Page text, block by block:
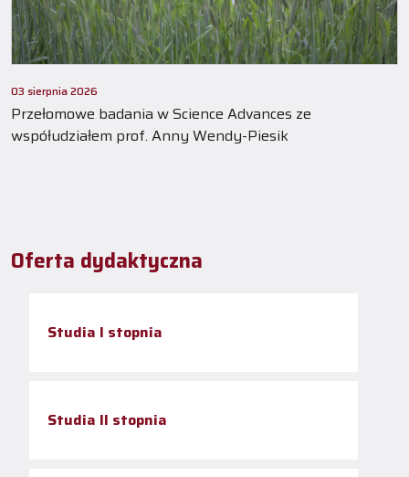
03 sierpnia 2026
Przełomowe badania w Science Advances ze
współudziałem prof. Anny Wendy-Piesik
Oferta dydaktyczna
Studia I stopnia
Studia II stopnia